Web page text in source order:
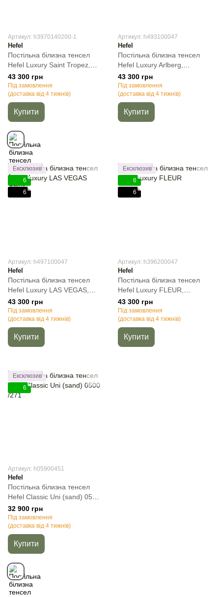
Артикул: h3970140200-1
Hefel
Постільна білизна тенсел
Hefel Luxury Saint Tropez,
Молочний, 50х70см (2шт),
Полуторний, 140х200 см,
100х200 см (на резинці)
43 300 грн
Під замовлення
(доставка від 4 тижнів)
Купити
Артикул: h493100047
Hefel
Постільна білизна тенсел
Hefel Luxury Arlberg,
50х70см (2шт), Полуторний,
140х200 см, 100х200 см (на
резинці)
43 300 грн
Під замовлення
(доставка від 4 тижнів)
Купити
Ексклюзив
6
6
Артикул: h497100047
Hefel
Постільна білизна тенсел
Hefel Luxury LAS VEGAS,
50х70см (2шт), Полуторний,
140х200 см, 100х200 см (на
резинці)
43 300 грн
Під замовлення
(доставка від 4 тижнів)
Купити
Ексклюзив
6
6
Артикул: h396200047
Hefel
Постільна білизна тенсел
Hefel Luxury FLEUR,
50х70см (2шт), Полуторний,
140х200 см, 100х200 см (на
резинці)
43 300 грн
Під замовлення
(доставка від 4 тижнів)
Купити
Ексклюзив
6
Артикул: h05900451
Hefel
Постільна білизна тенсел
Hefel Classic Uni (sand) 0500
/271, Бежевий, 50х70см
(2шт), Полуторний, 140х220
см, 160х260 см
32 900 грн
Під замовлення
(доставка від 4 тижнів)
Купити